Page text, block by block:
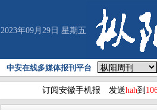
2023年09月29日 星期五
中安在线多媒体报刊平台
订阅安徽手机报 发送hah到